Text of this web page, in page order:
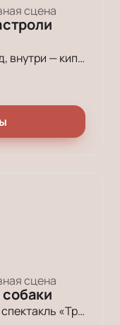
сцена
«Высокие отношения» — фасад, внутри — кипящие страсти, язвительные комментарии, самобичующие наблюдения. Они не скажут всё вслух. Они подумают. А мы услышим их мысли — парадоксальные, обжигающие, смешные.
сцена
Театр Эстрады приглашает на спектакль «Трое в парке, не считая собаки» — историю о любви и мечтах. Откройте для себя яркие эмоции и неожиданные повороты судьбы в уютной атмосфере театра. Не упустите шанс насладиться оригинальной постановкой.